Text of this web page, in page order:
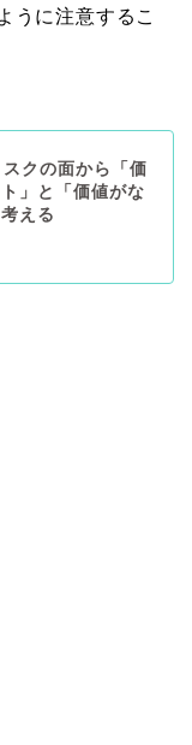
うに注意するこ
クの面から「価
」と「価値がな
える